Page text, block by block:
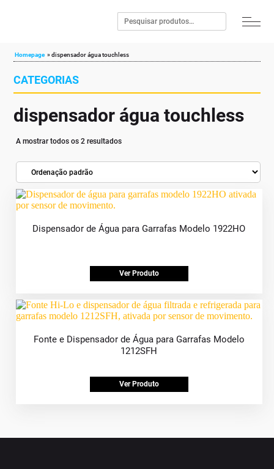
Homepage »dispensador água touchless
CATEGORIAS
dispensador água touchless
A mostrar todos os 2 resultados
Dispensador de Água para Garrafas Modelo 1922HO
Ver Produto
Fonte e Dispensador de Água para Garrafas Modelo
1212SFH
Ver Produto